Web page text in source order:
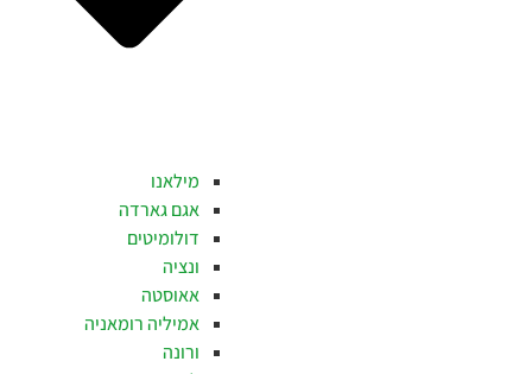
מילאנו
אגם גארדה
דולומיטים
ונציה
אאוסטה
אמיליה רומאניה
ורונה